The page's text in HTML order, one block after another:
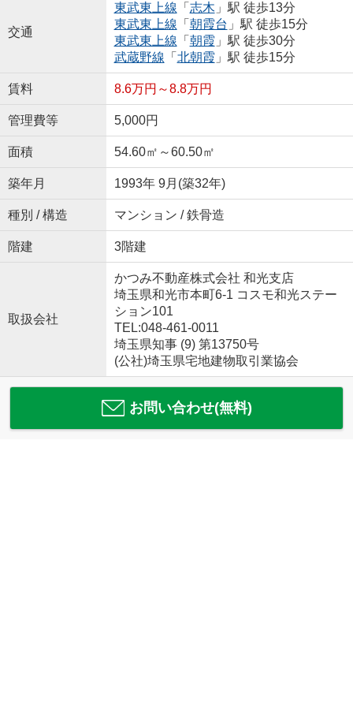
交通
東武東上線 「 志木 」駅 徒歩13分
東武東上線 「 朝霞台 」駅 徒歩15分
東武東上線 「 朝霞 」駅 徒歩30分
武蔵野線 「 北朝霞 」駅 徒歩15分
賃料 8.6万円～8.8万円
管理費等 5,000円
面積 54.60㎡～60.50㎡
築年月 1993年 9月(築32年)
種別 / 構造 マンション / 鉄骨造
階建 3階建
取扱会社
かつみ不動産株式会社 和光支店
埼玉県和光市本町6-1 コスモ和光ステー
ション101
TEL:048-461-0011
埼玉県知事 (9) 第13750号
(公社)埼玉県宅地建物取引業協会
お問い合わせ(無料)